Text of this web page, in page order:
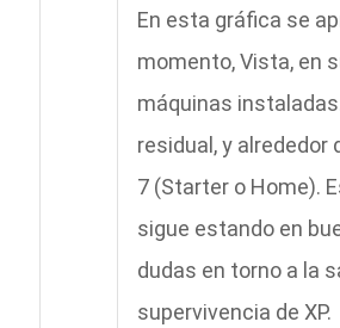
En esta gráfica se
momento, Vista, en
máquinas
residual, y alrededor
7 (Starter o Home).
sigue estando en
dudas en torno a la
supervivencia de XP.